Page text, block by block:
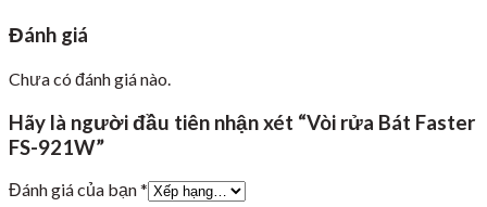
Đánh giá
Chưa có đánh giá nào.
Hãy là người đầu tiên nhận xét “Vòi rửa Bát Faster
FS-921W”
Đánh giá của bạn*